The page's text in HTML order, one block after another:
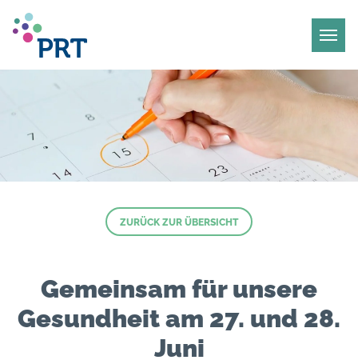
ZURÜCK ZUR ÜBERSICHT
Gemeinsam für unsere
Gesundheit am 27. und 28.
Juni